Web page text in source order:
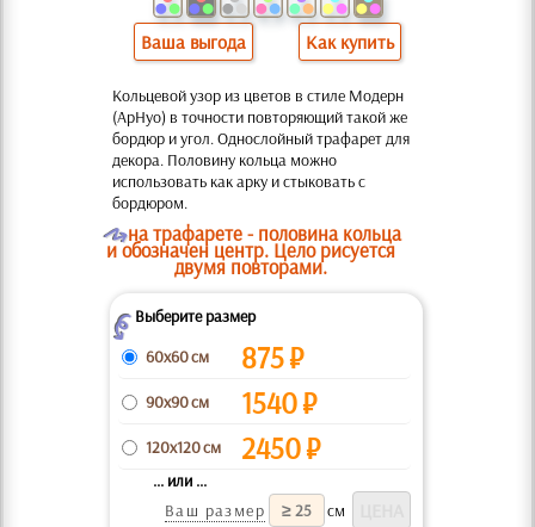
Ваша выгода Как купить
Кольцевой узор из цветов в стиле Модерн
(АрНуо) в точности повторяющий такой же
бордюр и угол. Однослойный трафарет для
декора. Половину кольца можно
использовать как арку и стыковать с
бордюром.
Oна трафарете - половина кольца
и обозначен центр. Цело рисуется
двумя повторами.
ZВыберите размер
60x60 см
875₽
90x90 см 1540₽
120x120 см 2450₽
... или ...
Ваш размер
см